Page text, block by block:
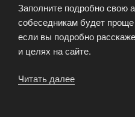
Заполните подробно свою
собеседникам будет
если вы подробно
и целях на сайте.
Читать далее